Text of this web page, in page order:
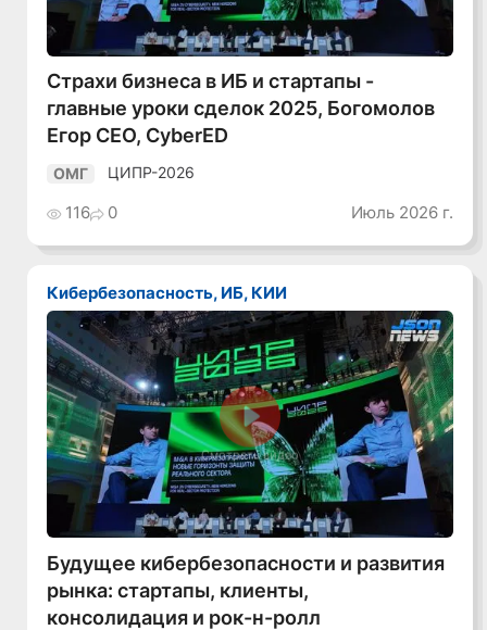
Страхи бизнеса в ИБ и стартапы -
главные уроки сделок 2025, Богомолов
Егор CEO, CyberED
ОМГ ЦИПР-2026
116 0 Июль 2026 г.
Кибербезопасность, ИБ, КИИ
Смотреть видео
Будущее кибербезопасности и развития
рынка: стартапы, клиенты,
консолидация и рок-н-ролл